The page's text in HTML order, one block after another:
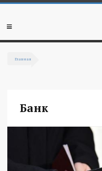
Перейти к основному содержанию
Мобильное
Главная
Банк